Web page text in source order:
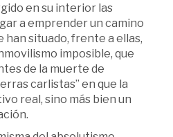
en su interior las
a emprender un camino
han situado, frente a ellas,
imposible, que
de la muerte de
carlistas” en que la
real, sino más bien un